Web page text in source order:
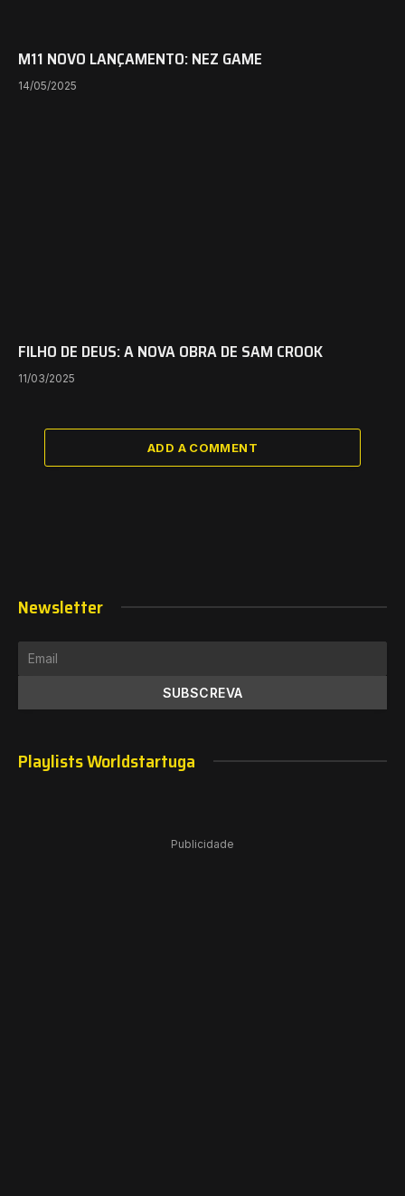
M11 NOVO LANÇAMENTO: NEZ GAME
14/05/2025
FILHO DE DEUS: A NOVA OBRA DE SAM CROOK
11/03/2025
ADD A COMMENT
Newsletter
Playlists Worldstartuga
Publicidade